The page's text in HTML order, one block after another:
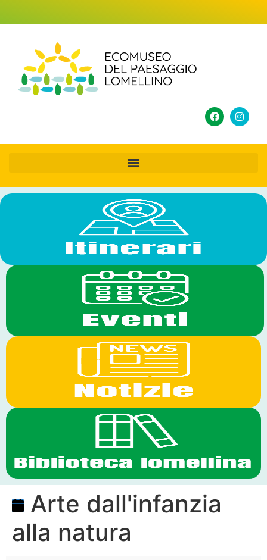
Arte dall'infanzia
alla natura